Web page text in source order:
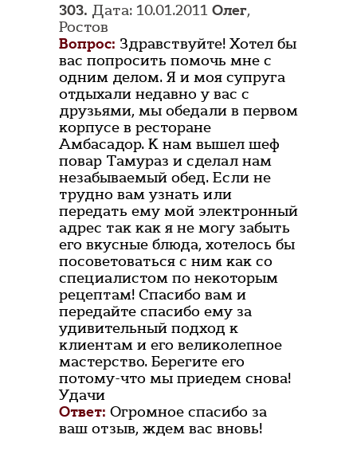
303. Дата: 10.01.2011 Олег,
Ростов
Вопрос: Здравствуйте! Хотел бы
вас попросить помочь мне с
одним делом. Я и моя супруга
отдыхали недавно у вас с
друзьями, мы обедали в первом
корпусе в ресторане
Амбасадор. К нам вышел шеф
повар Тамураз и сделал нам
незабываемый обед. Если не
трудно вам узнать или
передать ему мой электронный
адрес так как я не могу забыть
его вкусные блюда, хотелось бы
посоветоваться с ним как со
специалистом по некоторым
рецептам! Спасибо вам и
передайте спасибо ему за
удивительный подход к
клиентам и его великолепное
мастерство. Берегите его
потому-что мы приедем снова!
Удачи
Ответ: Огромное спасибо за
ваш отзыв, ждем вас вновь!